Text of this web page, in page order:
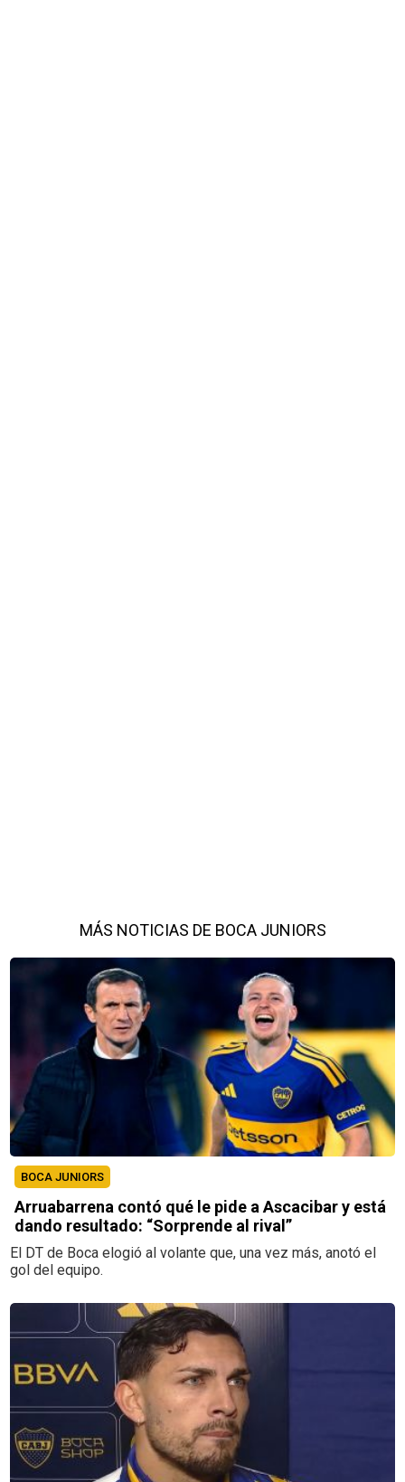
MÁS NOTICIAS DE BOCA JUNIORS
BOCA JUNIORS
Arruabarrena contó qué le pide a Ascacibar y está
dando resultado: “Sorprende al rival”
El DT de Boca elogió al volante que, una vez más, anotó el
gol del equipo.